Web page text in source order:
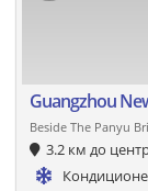
Guangzhou
Beside The Panyu
3.2 км до